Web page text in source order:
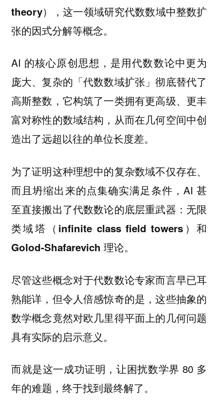
theory），这一领域研究代数数域中整数扩
张的因式分解等概念。
AI 的核心原创思想， 是用代数数论中更为
庞大、复杂的「代数数域扩张」彻底替代了
高斯整数，它构筑了一类拥有更高级、更丰
富对称性的数域结构，从而在几何空间中创
造出了远超以往的单位长度差。
为了证明这种理想中的复杂数域不仅存在、
而且坍缩出来的点集确实满足条件，AI 甚
至直接搬出了代数数论的底层重武器： 无限
类域塔（infinite class field towers）和
Golod-Shafarevich 理论。
尽管这些概念对于代数数论专家而言早已耳
熟能详，但令人倍感惊奇的是，这些抽象的
数学概念竟然对欧几里得平面上的几何问题
具有实际的启示意义。
而就是这一成功证明，让困扰数学界 80 多
年的难题，终于找到最终解了。